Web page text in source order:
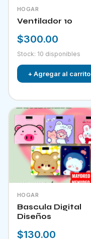
HOGAR
Ventilador 10
$300.00
Stock: 10 disponibles
+ Agregar al carrito
HOGAR
Bascula Digital
Diseños
$130.00